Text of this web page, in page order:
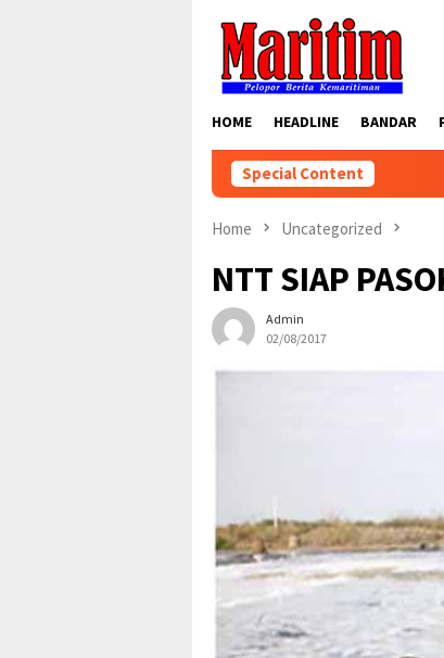
content
HOME HEADLINE BANDAR
Special Content
Home Uncategorized
NTT SIAP
Admin
02/08/2017